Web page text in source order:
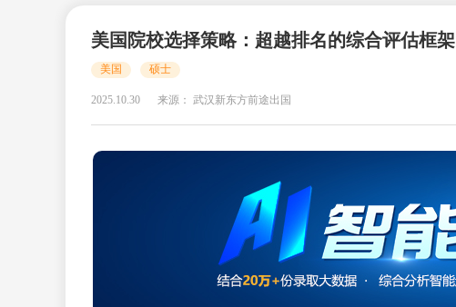
美国院校选择策略：超越排名的综合评估框架
美国 硕士
2025.10.30 来源： 武汉新东方前途出国